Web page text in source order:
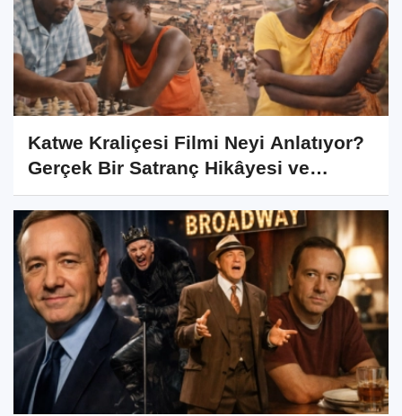
Katwe Kraliçesi Filmi Neyi Anlatıyor?
Gerçek Bir Satranç Hikâyesi ve
Çekildiği Yerler